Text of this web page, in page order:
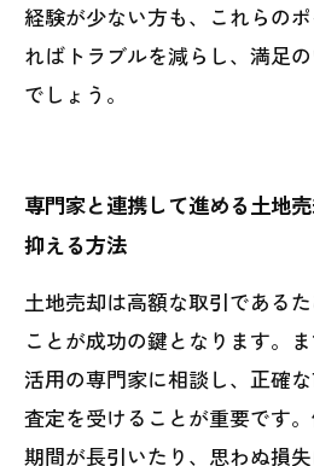
経験が少ない方も、これらの
ればトラブルを減らし、満足
でしょう。
専門家と連携して進める土地
抑える方法
土地売却は高額な取引である
ことが成功の鍵となります。
活用の専門家に相談し、正確
査定を受けることが重要です
期間が長引いたり、思わぬ損